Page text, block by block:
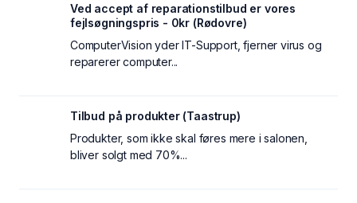
Ved accept af reparationstilbud er vores
fejlsøgningspris - 0kr (Rødovre)
ComputerVision yder IT-Support, fjerner virus og
reparerer computer...
Tilbud på produkter (Taastrup)
Produkter, som ikke skal føres mere i salonen,
bliver solgt med 70%...